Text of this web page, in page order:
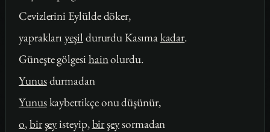
Cevizlerini Eylülde döker,
yapraklarıyeşil dururdu Kasımakadar.
Güneşte gölgesi hainolurdu.
Yunusdurmadan
Yunuskaybettikçe onu düşünür,
o,birşeyisteyip,birşeysormadan